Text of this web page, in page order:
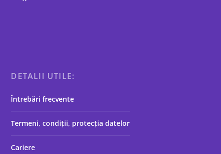
DETALII UTILE:
Întrebări frecvente
Termeni, condiții, protecția datelor
Cariere